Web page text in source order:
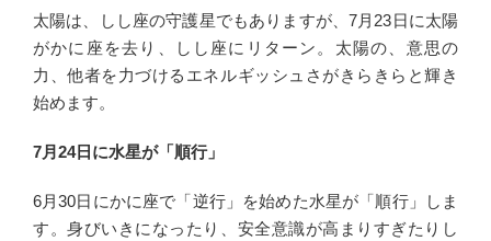
太陽は、しし座の守護星でもありますが、7月23日に太陽
がかに座を去り、しし座にリターン。太陽の、意思の
力、他者を力づけるエネルギッシュさがきらきらと輝き
始めます。
7月24日に水星が「順行」
6月30日にかに座で「逆行」を始めた水星が「順行」しま
す。身びいきになったり、安全意識が高まりすぎたりし